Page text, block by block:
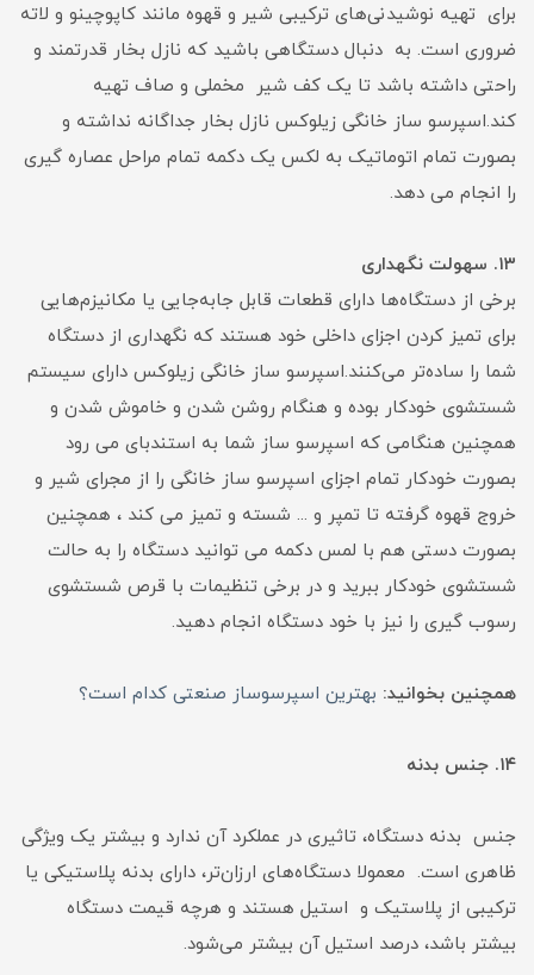
برای تهیه نوشیدنی‌های ترکیبی شیر و قهوه مانند کاپوچینو و لاته
ضروری است. به دنبال دستگاهی باشید که نازل بخار قدرتمند و
راحتی داشته باشد تا یک کف شیر مخملی و صاف تهیه
کند.اسپرسو ساز خانگی زیلوکس نازل بخار جداگانه نداشته و
بصورت تمام اتوماتیک به لکس یک دکمه تمام مراحل عصاره گیری
را انجام می دهد.
۱۳. سهولت نگهداری
برخی از دستگاه‌ها دارای قطعات قابل جابه‌جایی یا مکانیزم‌هایی
برای تمیز کردن اجزای داخلی خود هستند که نگهداری از دستگاه
شما را ساده‌تر می‌کنند.اسپرسو ساز خانگی زیلوکس دارای سیستم
شستشوی خودکار بوده و هنگام روشن شدن و خاموش شدن و
همچنین هنگامی که اسپرسو ساز شما به استندبای می رود
بصورت خودکار تمام اجزای اسپرسو ساز خانگی را از مجرای شیر و
خروج قهوه گرفته تا تمپر و ... شسته و تمیز می کند ، همچنین
بصورت دستی هم با لمس دکمه می توانید دستگاه را به حالت
شستشوی خودکار ببرید و در برخی تنظیمات با قرص شستشوی
رسوب گیری را نیز با خود دستگاه انجام دهید.
همچنین بخوانید: بهترین اسپرسوساز صنعتی کدام است؟
۱۴. جنس بدنه
جنس بدنه دستگاه، تاثیری در عملکرد آن ندارد و بیشتر یک ویژگی
ظاهری است. معمولا دستگاه‌های ارزان‌تر، دارای بدنه پلاستیکی یا
ترکیبی از پلاستیک و استیل هستند و هرچه قیمت دستگاه
بیشتر باشد، درصد استیل آن بیشتر می‌شود.